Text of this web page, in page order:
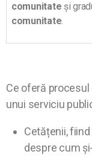
comunitate și
comunitate.
Ce oferă
unui serviciu
Cetățenii,
despre cum